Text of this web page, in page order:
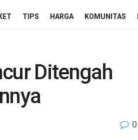
TIPS HARGA KOMUNITAS
Ditengah
0